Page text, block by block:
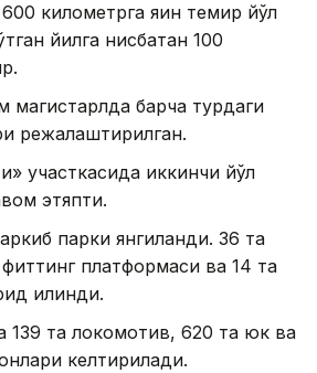
километрга яқин темир йўл
йилга нисбатан 100
магистарлда барча турдаги
режалаштирилган.
участкасида иккинчи йўл
этяпти.
парки янгиланди. 36 та
платформаси ва 14 та
қилинди.
139 та локомотив, 620 та юк ва
келтирилади.